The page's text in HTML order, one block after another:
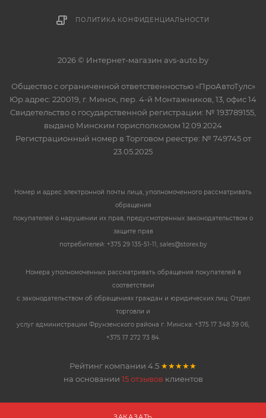
ПОЛИТИКА КОНФИДЕНЦИАЛЬНОСТИ
2026 © Интернет-магазин avs-auto.by
Общество с ограниченной ответственностью «ПроАвтоТулс»
Юр.адрес: 220019, г. Минск, пер. 4-й Монтажников, 13, офис 14
Свидетельство о государственной регистрации: № 193789155,
выдано Минским горисполкомом 12.09.2024
Регистрационный номер в Торговом реестре: № 749745 от
23.05.2025
Номер и адрес электронной почты лица, уполномоченного рассматривать
обращения
покупателей о нарушении их прав, предусмотренных законодательством о
защите прав
потребителей: +375 29 135-51-11, sales@storex.by
Номера уполномоченных рассматривать обращения покупателей в
соответствии
с законодательством об обращениях граждан и юридических лиц: Отдел
торговли и
услуг администрации Фрунзенского района г. Минска: +375 17 348 39 06,
+375 17 272 73 84.
Рейтинг компании 4.5 ★★★★★
на основании 15 отзывов клиентов